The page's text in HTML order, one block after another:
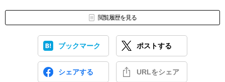
閲覧履歴を見る
ブックマーク ポストする
シェアする URLをシェア